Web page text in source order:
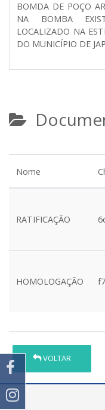
BOMDA DE POÇO
NA BOMBA
LOCALIZADO NA
DO MUNICÍPIO DE
Nome
RATIFICAÇÃO
HOMOLOGAÇÃO
VOLTAR